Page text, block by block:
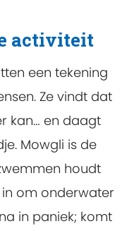
activiteit
een tekening
Ze vindt dat
kan… en daagt
Mowgli is de
houdt
om onderwater
in paniek; komt